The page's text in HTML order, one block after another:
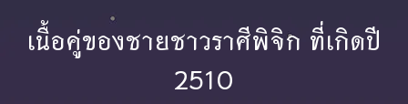
เนื้อคู่ของชายชาวราศีพิจิก ที่เกิดปี
2510